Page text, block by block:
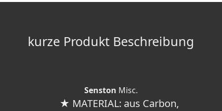
kurze Produkt Beschreibung
Senston Misc.
★ MATERIAL: aus Carbon,